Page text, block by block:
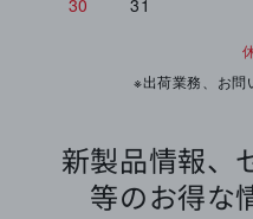
30 31
※出荷業務、お問
新製品情報、
等のお得な